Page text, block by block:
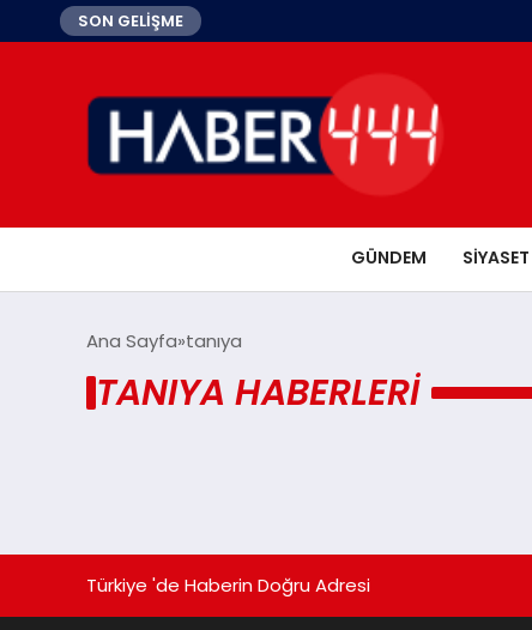
SON GELİŞME
GÜNDEM SIYASET
Ana Sayfa tanıya
TANIYA HABERLERI
Türkiye 'de Haberin Doğru Adresi